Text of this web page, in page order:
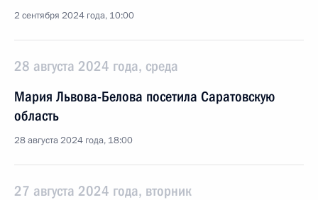
2 сентября 2024 года, 10:00
28 августа 2024 года, среда
Мария Львова-Белова посетила Саратовскую
область
28 августа 2024 года, 18:00
27 августа 2024 года, вторник